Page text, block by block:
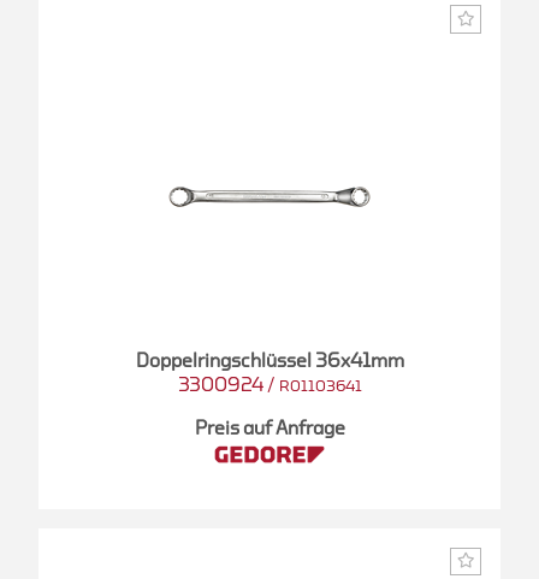
Doppelringschlüssel 36x41mm
3300924 / R01103641
Preis auf Anfrage